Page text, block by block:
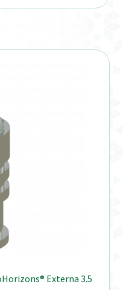
Externa 3.5